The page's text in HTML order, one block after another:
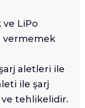
LiPo
vermemek
aletleri ile
ile şarj
tehlikelidir.